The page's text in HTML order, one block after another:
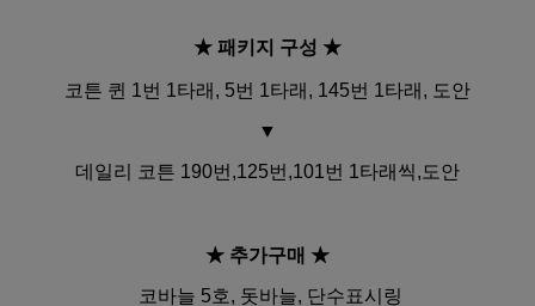
★ 패키지 구성 ★
코튼 퀸 1번 1타래, 5번 1타래, 145번 1타래, 도안
▼
데일리 코튼 190번,125번,101번 1타래씩,도안
★ 추가구매 ★
코바늘 5호, 돗바늘, 단수표시링